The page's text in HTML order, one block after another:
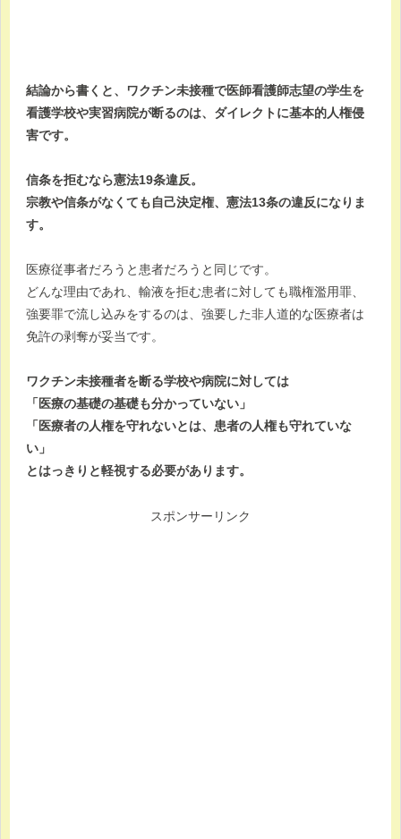
結論から書くと、ワクチン未接種で医師看護師志望の学生を
看護学校や実習病院が断るのは、ダイレクトに基本的人権侵
害です。
信条を拒むなら憲法19条違反。
宗教や信条がなくても自己決定権、憲法13条の違反になりま
す。
医療従事者だろうと患者だろうと同じです。
どんな理由であれ、輸液を拒む患者に対しても職権濫用罪、
強要罪で流し込みをするのは、強要した非人道的な医療者は
免許の剥奪が妥当です。
ワクチン未接種者を断る学校や病院に対しては
「医療の基礎の基礎も分かっていない」
「医療者の人権を守れないとは、患者の人権も守れていな
い」
とはっきりと軽視する必要があります。
スポンサーリンク